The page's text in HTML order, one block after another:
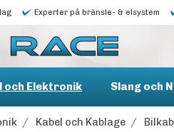
Experter på bränsle- & elsystem
och Elektronik Slang och
/ Kabel och Kablage /